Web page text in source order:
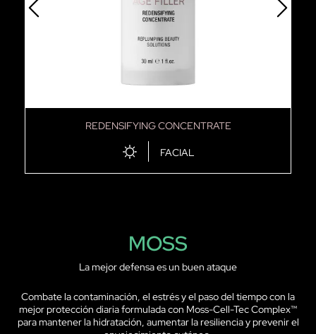
REDENSIFYING CONCENTRATE
FACIAL
MOSS
La mejor defensa es un buen ataque
Combate la contaminación, el estrés y el paso del tiempo con la
mejor protección diaria formulada con Moss-Cell-Tec Complex™
para mantener la hidratación, aumentar la resiliencia y prevenir el